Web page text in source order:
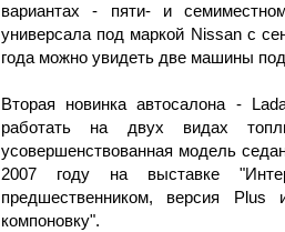
вариантах - пяти- и
универсала под маркой Nissan с
года можно увидеть две машины
Вторая новинка автосалона -
работать на двух видах
усовершенствованная модель
2007 году на выставке
предшественником, версия
компоновку".